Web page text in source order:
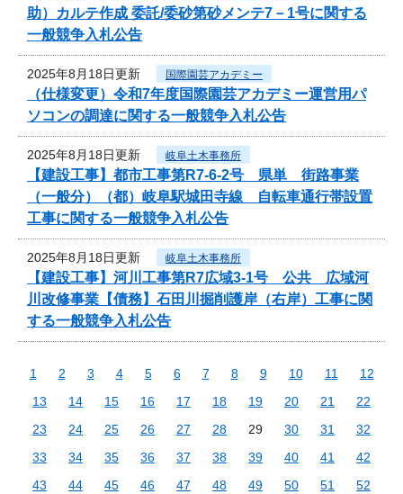
助）カルテ作成 委託/委砂第砂メンテ7－1号に関する
一般競争入札公告
2025年8月18日更新 国際園芸アカデミー
（仕様変更）令和7年度国際園芸アカデミー運営用パ
ソコンの調達に関する一般競争入札公告
2025年8月18日更新 岐阜土木事務所
【建設工事】都市工事第R7-6-2号 県単 街路事業
（一般分）（都）岐阜駅城田寺線 自転車通行帯設置
工事に関する一般競争入札公告
2025年8月18日更新 岐阜土木事務所
【建設工事】河川工事第R7広域3-1号 公共 広域河
川改修事業【債務】石田川掘削護岸（右岸）工事に関
する一般競争入札公告
1 2 3 4 5 6 7 8 9 10 11
12
13
14 15 16 17 18 19 20 21
22
23
24 25 26 27 28 29 30 31
32
33
34 35 36 37 38 39 40 41
42
43
44 45 46 47 48 49 50 51
52